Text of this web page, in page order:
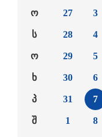
ო
ს
ო
ხ
პ
შ
27
28
29
30
31
1
3
4
5
6
7
8